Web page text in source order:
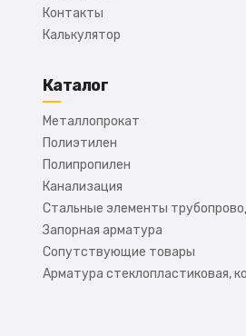
Контакты
Калькулятор
Каталог
Металлопрокат
Полиэтилен
Полипропилен
Канализация
Стальные элементы
Запорная арматура
Сопутствующие товары
Арматура стеклопластиковая,